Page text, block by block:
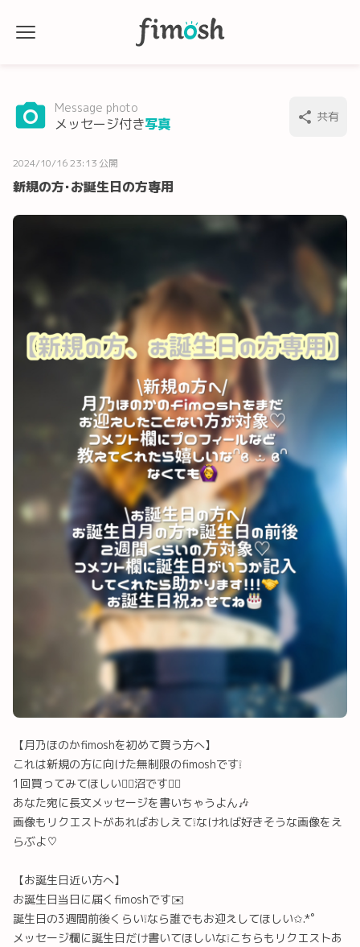
Message photo
メッセージ付き写真 共有
2024/10/16 23:13 公開
新規の方･お誕生日の方専用
【月乃ほのかfimoshを初めて買う方へ】
これは新規の方に向けた無制限のfimoshです❕
1回買ってみてほしい👍🏻沼です👍🏻
あなた宛に長文メッセージを書いちゃうよん🎶
画像もリクエストがあればおしえて❕なければ好きそうな画像をえ
らぶよ♡
【お誕生日近い方へ】
お誕生日当日に届くfimoshです✉️
誕生日の3週間前後くらい❕なら誰でもお迎えしてほしい✩.*˚
メッセージ欄に誕生日だけ書いてほしいな❕こちらもリクエストあ